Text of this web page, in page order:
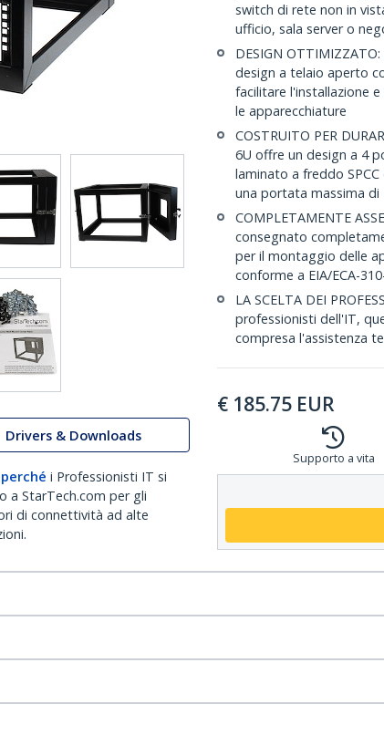
Drivers & Downloads
i Professionisti IT si
a StarTech.com per gli
di connettività ad alte
switch di rete non in
ufficio, sala server o
DESIGN
design a telaio aperto
facilitare l'installazione
le apparecchiature
COSTRUITO PER
6U offre un design a 4
laminato a freddo
una portata massima di
COMPLETAMENTE
consegnato
per il montaggio delle
conforme a EIA/ECA-
LA SCELTA DEI
professionisti dell'IT,
compresa l'assistenza
€ 185.75 EUR
Supporto a vita